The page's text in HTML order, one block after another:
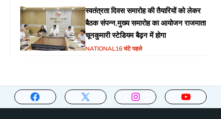
स्वतंत्रता दिवस समारोह की तैयारियों को लेकर
बैठक संपन्न,मुख्य समारोह का आयोजन राजमाता
चूनकुमारी स्टेडियम बैढ़न में होगा
NATIONAL16 घंटे पहले